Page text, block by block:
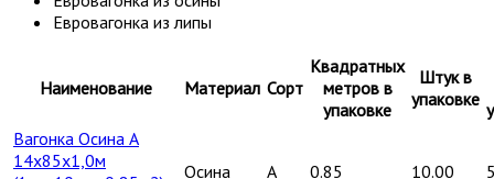
Евровагонка из липы
Наименование Материал Сорт
Квадратных
метров в
упаковке
Штук в
упаковке
Вагонка Осина А
14х85х1,0м
Осина A 0.85 10.00